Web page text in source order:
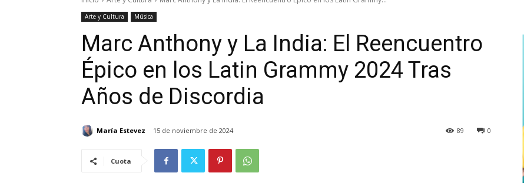
Arte y Cultura Música
Marc Anthony y La India: El Reencuentro
Épico en los Latin Grammy 2024 Tras
Años de Discordia
María Estevez 15 de noviembre de 2024 0
89
Cuota